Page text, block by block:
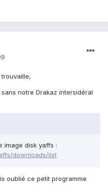
notre Drakaz intersidéral
image disk yaffs :
downloads/list
oublié ce petit programme